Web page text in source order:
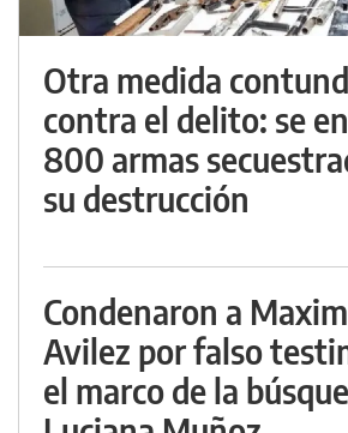
Otra medida
contra el delito: se
800 armas
su destrucción
Condenaron a
Avilez por falso
el marco de la